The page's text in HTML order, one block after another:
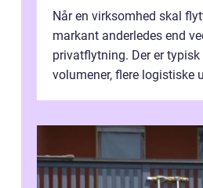
Når en virksomhed skal
markant anderledes end
privatflytning. Der er
volumener, flere logistiske